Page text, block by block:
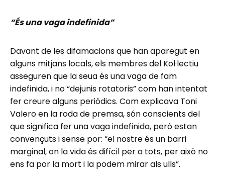
“És una vaga indefinida”
Davant de les difamacions que han aparegut en
alguns mitjans locals, els membres del Kol·lectiu
asseguren que la seua és una vaga de fam
indefinida, i no “dejunis rotatoris” com han intentat
fer creure alguns periòdics. Com explicava Toni
Valero en la roda de premsa, són conscients del
que significa fer una vaga indefinida, però estan
convençuts i sense por: “el nostre és un barri
marginal, on la vida és difícil per a tots, per això no
ens fa por la mort i la podem mirar als ulls”.